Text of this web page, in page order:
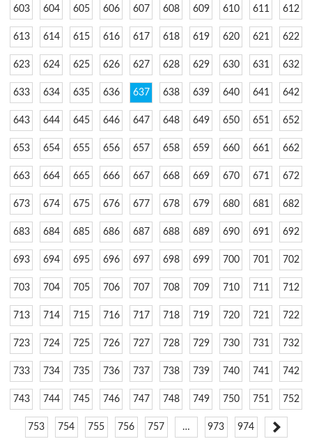
603 604 605 606 607 608 609 610 611 612
613 614 615 616 617 618 619 620 621 622
623 624 625 626 627 628 629 630 631 632
633 634 635 636 637 638 639 640 641 642
643 644 645 646 647 648 649 650 651 652
653 654 655 656 657 658 659 660 661 662
663 664 665 666 667 668 669 670 671 672
673 674 675 676 677 678 679 680 681 682
683 684 685 686 687 688 689 690 691 692
693 694 695 696 697 698 699 700 701 702
703 704 705 706 707 708 709 710 711 712
713 714 715 716 717 718 719 720 721 722
723 724 725 726 727 728 729 730 731 732
733 734 735 736 737 738 739 740 741 742
743 744 745 746 747 748 749 750 751 752
753 754 755 756 757 … 973 974